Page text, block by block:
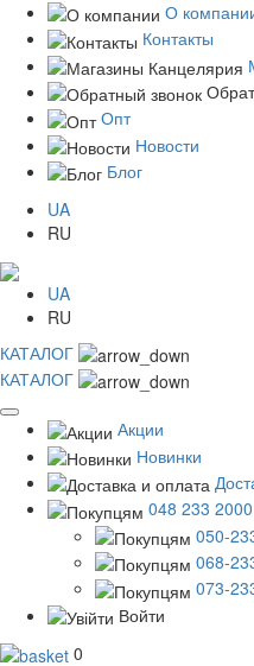
О
Контакты
Опт
Новости
Блог
UA
RU
UA
RU
КАТАЛОГ
КАТАЛОГ
Акции
Новинки
048 233 2000
050-
068-
073-
Войти
0